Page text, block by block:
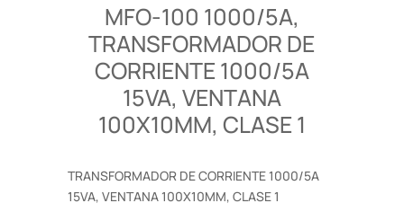
MFO-100 1000/5A,
TRANSFORMADOR DE
CORRIENTE 1000/5A
15VA, VENTANA
100X10MM, CLASE 1
TRANSFORMADOR DE CORRIENTE 1000/5A
15VA, VENTANA 100X10MM, CLASE 1